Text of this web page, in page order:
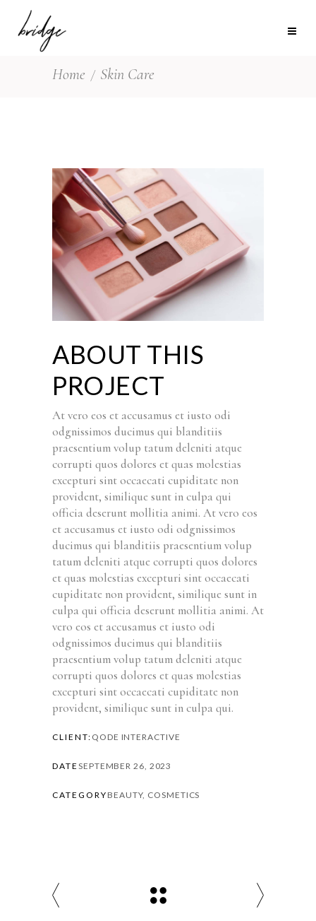
Home Skin Care
CLIENT: QODE INTERACTIVE
DATE SEPTEMBER 26, 2023
CATEGORY BEAUTY, COSMETICS
ABOUT THIS
PROJECT
At vero eos et accusamus et iusto odi
odgnissimos ducimus qui blanditiis
praesentium volup tatum deleniti atque
corrupti quos dolores et quas molestias
excepturi sint occaecati cupiditate non
provident, similique sunt in culpa qui
officia deserunt mollitia animi. At vero eos
et accusamus et iusto odi odgnissimos
ducimus qui blanditiis praesentium volup
tatum deleniti atque corrupti quos dolores
et quas molestias excepturi sint occaecati
cupiditate non provident, similique sunt in
culpa qui officia deserunt mollitia animi. At
vero eos et accusamus et iusto odi
odgnissimos ducimus qui blanditiis
praesentium volup tatum deleniti atque
corrupti quos dolores et quas molestias
excepturi sint occaecati cupiditate non
provident, similique sunt in culpa qui.